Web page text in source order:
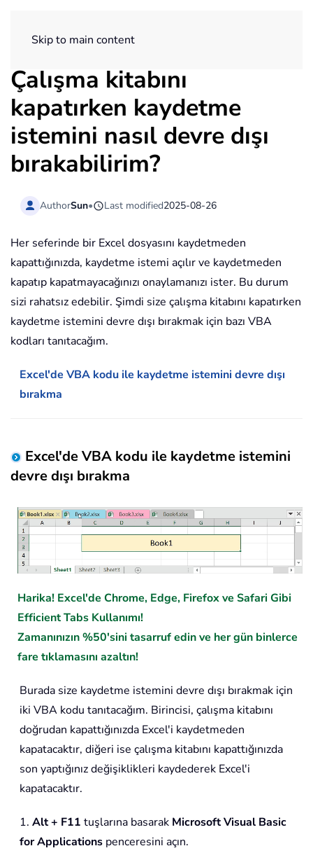
Skip to main content
Çalışma kitabını
kapatırken kaydetme
istemini nasıl devre dışı
bırakabilirim?
AuthorSun• Last modified2025-08-26
Her seferinde bir Excel dosyasını kaydetmeden
kapattığınızda, kaydetme istemi açılır ve kaydetmeden
kapatıp kapatmayacağınızı onaylamanızı ister. Bu durum
sizi rahatsız edebilir. Şimdi size çalışma kitabını kapatırken
kaydetme istemini devre dışı bırakmak için bazı VBA
kodları tanıtacağım.
Excel'de VBA kodu ile kaydetme istemini devre dışı
bırakma
Excel'de VBA kodu ile kaydetme istemini
devre dışı bırakma
Harika! Excel'de Chrome, Edge, Firefox ve Safari Gibi
Efficient Tabs Kullanımı!
Zamanınızın %50'sini tasarruf edin ve her gün binlerce
fare tıklamasını azaltın!
Burada size kaydetme istemini devre dışı bırakmak için
iki VBA kodu tanıtacağım. Birincisi, çalışma kitabını
doğrudan kapattığınızda Excel'i kaydetmeden
kapatacaktır, diğeri ise çalışma kitabını kapattığınızda
son yaptığınız değişiklikleri kaydederek Excel'i
kapatacaktır.
1. Alt + F11 tuşlarına basarak Microsoft Visual Basic
for Applications penceresini açın.